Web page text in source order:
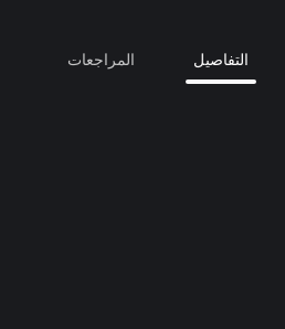
التفاصيل المراجعات